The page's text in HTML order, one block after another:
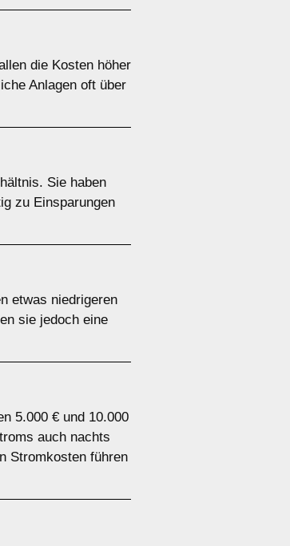
die Kosten höher
Anlagen oft über
Sie haben
zu Einsparungen
etwas niedrigeren
sie jedoch eine
5.000 € und 10.000
auch nachts
Stromkosten führen